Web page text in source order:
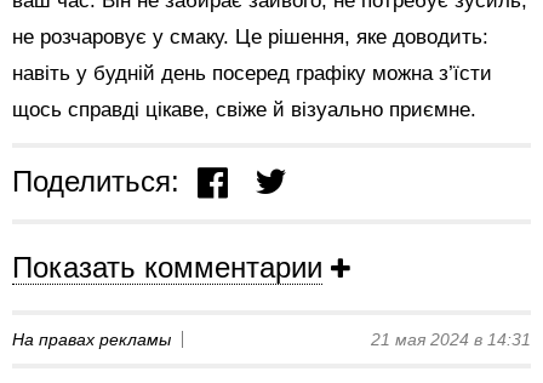
не розчаровує у смаку. Це рішення, яке доводить:
навіть у будній день посеред графіку можна з’їсти
щось справді цікаве, свіже й візуально приємне.
Поделиться:
Показать комментарии
На правах рекламы 21 мая 2024 в 14:31